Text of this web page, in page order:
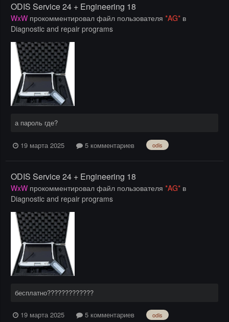
ODIS Service 24 + Engineering 18
WxW прокомментировал файл пользователя *AG* в
Diagnostic and repair programs
а пароль где?
19 марта 2025 5 комментариев odis
ODIS Service 24 + Engineering 18
WxW прокомментировал файл пользователя *AG* в
Diagnostic and repair programs
бесплатно?????????????
19 марта 2025 5 комментариев odis